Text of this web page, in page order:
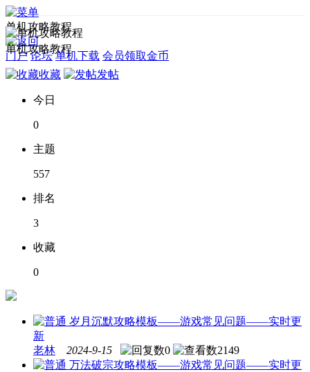
单机攻略教程
门户 论坛 单机下载 会员领取金币
单机攻略教程
收藏 发帖
今日
0
主题
557
排名
3
收藏
0
岁月沉默攻略模板——游戏常见问题——实时更
新
老林
2024-9-15 0
2149
万法破宗攻略模板——游戏常见问题——实时更